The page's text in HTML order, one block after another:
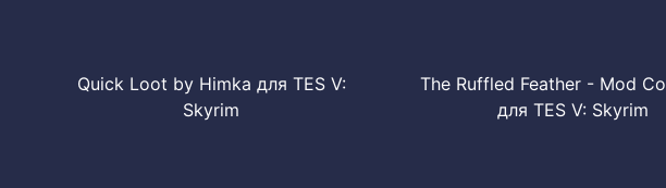
Quick Loot by Himka для TES V:
Skyrim
The Ruffled Feather - Mod
для TES V: Skyrim